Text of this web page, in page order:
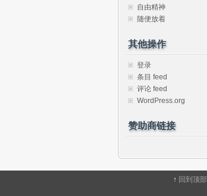
自由精神
随便放着
其他操作
登录
条目 feed
评论 feed
WordPress.org
赞助商链接
↑ 回到顶部